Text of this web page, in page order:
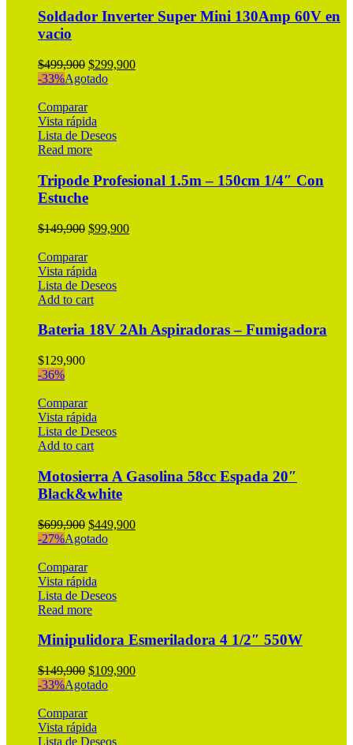
Soldador Inverter Super Mini 130Amp 60V en
vacio
$499,900 Original
price
$499,900.
$299,900Current
-33%Agotado
Comparar
Vista rápida
Lista de Deseos
Read more
Tripode Profesional 1.5m – 150cm 1/4″ Con
Estuche
$149,900 Original
was:
$149,900.
$99,900Current
Comparar
Vista rápida
Lista de Deseos
Add to cart
Bateria 18V 2Ah Aspiradoras – Fumigadora
$129,900
-36%
Comparar
Vista rápida
Lista de Deseos
Add to cart
Motosierra A Gasolina 58cc Espada 20″
Black&white
$699,900 Original
price
$699,900.
$449,900Current
-27%Agotado
Comparar
Vista rápida
Lista de Deseos
Read more
Minipulidora Esmeriladora 4 1/2″ 550W
$149,900 Original
price
$149,900.
$109,900Current
-33%Agotado
Comparar
Vista rápida
Lista de Deseos